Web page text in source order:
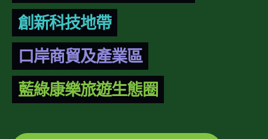
創新科技地帶
口岸商貿及產業區
藍綠康樂旅遊生態圈